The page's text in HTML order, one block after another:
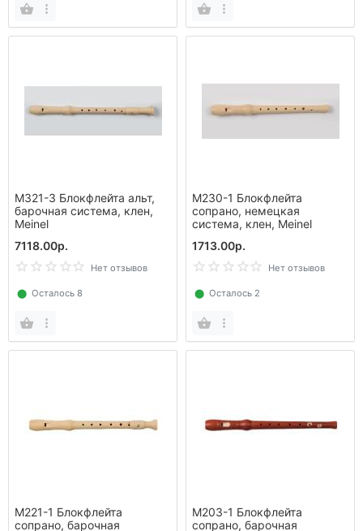
M321-3 Блокфлейта альт,
барочная система, клен,
Meinel
7118.00р.
Нет отзывов
⬤ Осталось 8
M230-1 Блокфлейта
сопрано, немецкая
система, клен, Meinel
1713.00р.
Нет отзывов
⬤ Осталось 2
M221-1 Блокфлейта
сопрано, барочная
M203-1 Блокфлейта
сопрано, барочная